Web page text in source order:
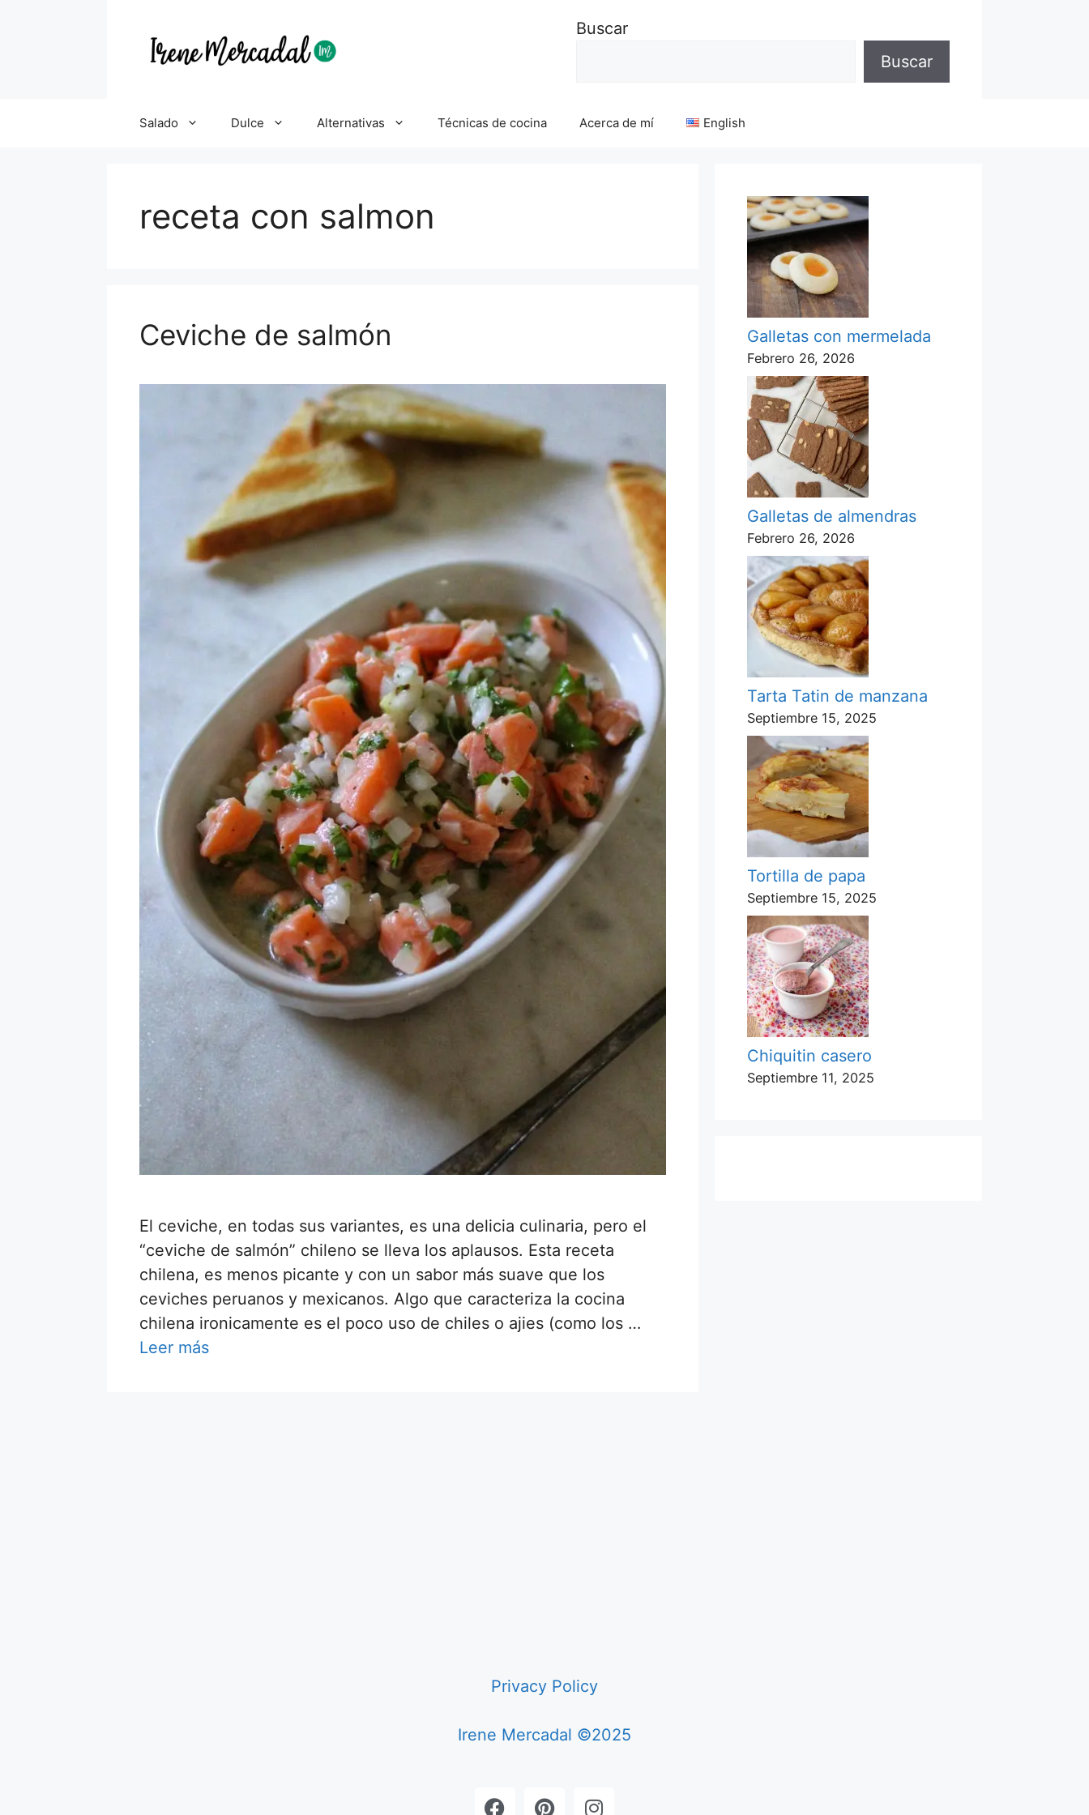
Buscar
Buscar
Salado Dulce Alternativas Técnicas de cocina Acerca de mí English
receta con salmon
Ceviche de salmón
El ceviche, en todas sus variantes, es una delicia culinaria, pero el
“ceviche de salmón” chileno se lleva los aplausos. Esta receta
chilena, es menos picante y con un sabor más suave que los
ceviches peruanos y mexicanos. Algo que caracteriza la cocina
chilena ironicamente es el poco uso de chiles o ajies (como los …
Leer más
Galletas con mermelada
Febrero 26, 2026
Galletas de almendras
Febrero 26, 2026
Tarta Tatin de manzana
Septiembre 15, 2025
Tortilla de papa
Septiembre 15, 2025
Chiquitin casero
Septiembre 11, 2025
Privacy Policy
Irene Mercadal ©2025